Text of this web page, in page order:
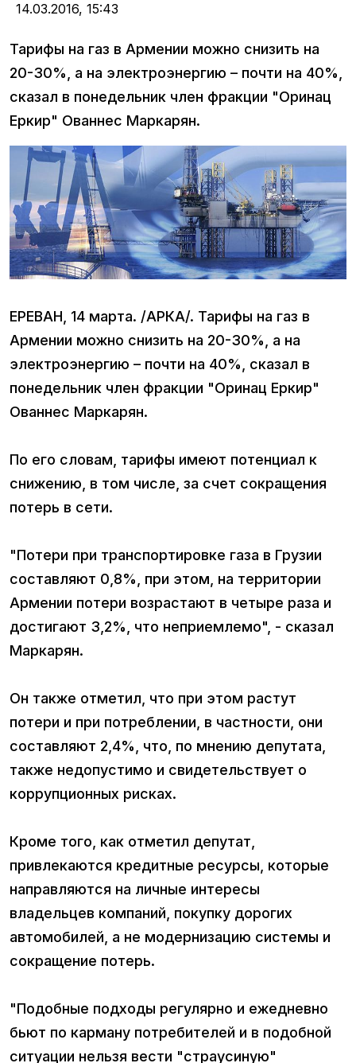
14.03.2016, 15:43
Тарифы на газ в Армении можно снизить на
20-30%, а на электроэнергию – почти на 40%,
сказал в понедельник член фракции "Оринац
Еркир" Ованнес Маркарян.
ЕРЕВАН, 14 марта. /АРКА/. Тарифы на газ в
Армении можно снизить на 20-30%, а на
электроэнергию – почти на 40%, сказал в
понедельник член фракции "Оринац Еркир"
Ованнес Маркарян.
По его словам, тарифы имеют потенциал к
снижению, в том числе, за счет сокращения
потерь в сети.
"Потери при транспортировке газа в Грузии
составляют 0,8%, при этом, на территории
Армении потери возрастают в четыре раза и
достигают 3,2%, что неприемлемо", - сказал
Маркарян.
Он также отметил, что при этом растут
потери и при потреблении, в частности, они
составляют 2,4%, что, по мнению депутата,
также недопустимо и свидетельствует о
коррупционных рисках.
Кроме того, как отметил депутат,
привлекаются кредитные ресурсы, которые
направляются на личные интересы
владельцев компаний, покупку дорогих
автомобилей, а не модернизацию системы и
сокращение потерь.
"Подобные подходы регулярно и ежедневно
бьют по карману потребителей и в подобной
ситуации нельзя вести "страусиную"